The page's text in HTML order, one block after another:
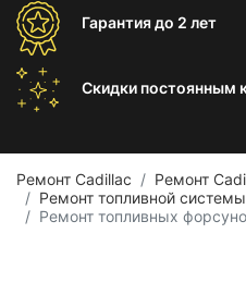
Гарантиядо 2 лет
Скидки постоянным
Ремонт Cadillac
Ремонт
Ремонт топливной
Ремонт топливных